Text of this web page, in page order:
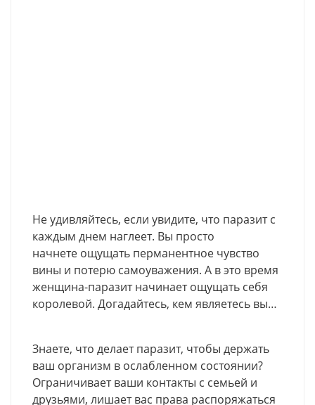
Не удивляйтесь, если увидите, что паразит с
каждым днем наглеет. Вы просто
начнете ощущать перманентное чувство
вины и потерю самоуважения. А в это время
женщина-паразит начинает ощущать себя
королевой. Догадайтесь, кем являетесь вы…
Знаете, что делает паразит, чтобы держать
ваш организм в ослабленном состоянии?
Ограничивает ваши контакты с семьей и
друзьями, лишает вас права распоряжаться